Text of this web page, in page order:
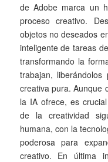
de Adobe marca un
proceso creativo.
objetos no deseados
inteligente de tareas
transformando la
trabajan,
creativa pura. Aunque
la IA ofrece, es
de la creatividad
humana, con la
poderosa para
creativo. En última